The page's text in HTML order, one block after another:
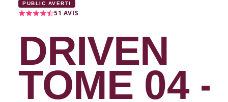
PUBLIC AVERTI
51 AVIS
DRIVEN
TOME 04 -